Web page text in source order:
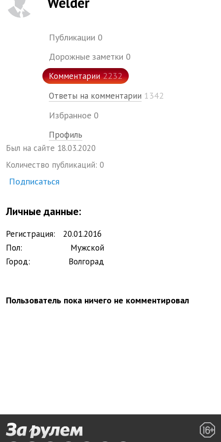
Публикации 0
Дорожные заметки 0
Комментарии 2232
Ответы на комментарии 1342
Избранное 0
Профиль
Был на сайте 18.03.2020
Количество публикаций: 0
Подписаться
Личные данные:
Регистрация: 20.01.2016
Пол:
Мужской
Город:
Волгорад
Пользователь пока ничего не комментировал